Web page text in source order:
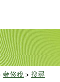
奢侈稅> 搜尋